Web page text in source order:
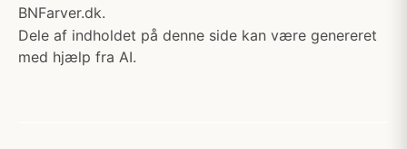
BNFarver.dk.
Dele af indholdet på denne side kan være genereret
med hjælp fra AI.